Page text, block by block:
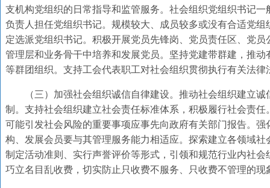
支机构党组织的日常指导和监管服务。社会组织党组织书记
负责人担任党组织书记。规模较大、成员较多或没有合适党
定选派党组织书记。积极开展党员先锋岗、党员责任区、党
管理层和业务骨干中培养和发展党员。坚持党建带群建，推
等群团组织。支持工会代表职工对社会组织贯彻执行有关法律
（三）加强社会组织诚信自律建设。推动社会组织建立
制。支持社会组织建立社会责任标准体系，积极履行社会责
可能引发社会风险的重要事项应事先向政府有关部门报告。
构、发展会员要与其管理服务能力相适应。探索建立各领域
制定活动准则、实行声誉评价等形式，引领和规范行业内社
巧立名目乱收费，切实防止只收费不服务、只收费不管理的现